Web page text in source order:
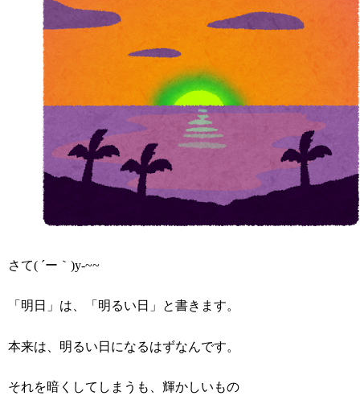
さて( ´ー｀)y-~~
「明日」は、「明るい日」と書きます。
本来は、明るい日になるはずなんです。
それを暗くしてしまうも、輝かしいもの